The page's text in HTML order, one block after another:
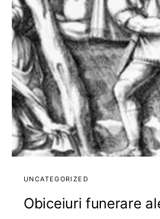
UNCATEGORIZED
Obiceiuri funerare